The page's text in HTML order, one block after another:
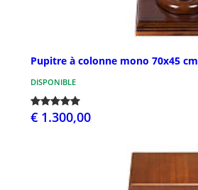
Pupitre à colonne mono 70x45 cm
DISPONIBLE
€ 1.300,00